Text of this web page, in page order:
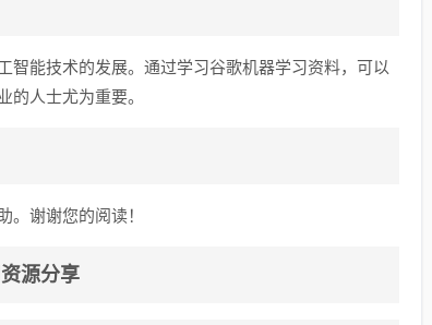
智能技术的发展。通过学习谷歌机器学习资料，可以
人士尤为重要。
。谢谢您的阅读！
源分享